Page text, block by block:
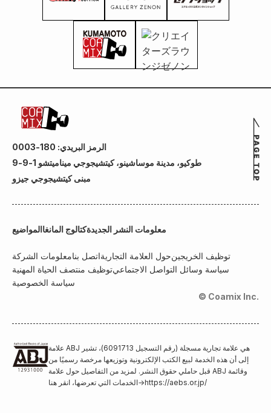
الرمز البريدي: 180-0003
طوكيو، مدينة موساشينو، كيتشيجوجي ميناميتشو 1-9-9
مبنى كيتشيجوجي جيزو
المواضيعكتالوج المانغامعلومات النشر الجديدة
معلومات الشركةاتصل بناحول العلامة التجاريةتوظيف الخريجين
توظيف منتصف الحياة المهنيةسياسة وسائل التواصل الاجتماعي
سياسة الخصوصية
© Coamix Inc.
علامة ABJ هي علامة تجارية مسجلة (رقم التسجيل 6091713)، تشير
إلى أن هذه الخدمة لبيع الكتب الإلكترونية وتوزيعها مرخصة رسميًا من
قبل حاملي حقوق النشر. لمزيد من التفاصيل حول علامة ABJ وقائمة
الخدمات التي تعرضها، انقر هنا→https://aebs.or.jp/